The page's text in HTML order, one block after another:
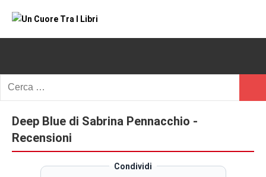
Un
Tra
I
Libri
romance
e
non
solo.
Recensioni,
Deep Blue di Sabrina Pennacchio -
Recensioni
Condividi